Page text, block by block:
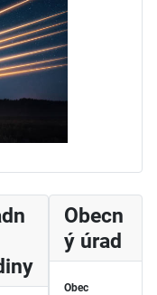
Obecn
ý úrad
Obec